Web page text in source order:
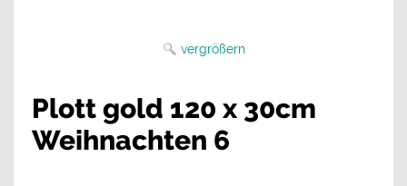
vergrößern
Plott gold 120 x 30cm
Weihnachten 6